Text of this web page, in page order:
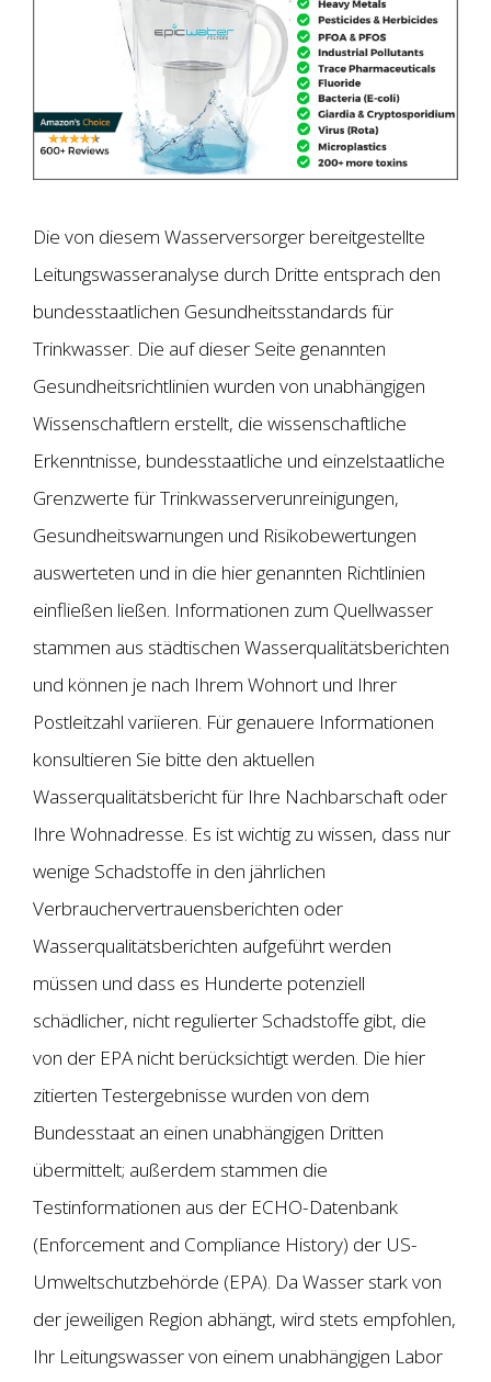
Die von diesem Wasserversorger bereitgestellte
Leitungswasseranalyse durch Dritte entsprach den
bundesstaatlichen Gesundheitsstandards für
Trinkwasser. Die auf dieser Seite genannten
Gesundheitsrichtlinien wurden von unabhängigen
Wissenschaftlern erstellt, die wissenschaftliche
Erkenntnisse, bundesstaatliche und einzelstaatliche
Grenzwerte für Trinkwasserverunreinigungen,
Gesundheitswarnungen und Risikobewertungen
auswerteten und in die hier genannten Richtlinien
einfließen ließen. Informationen zum Quellwasser
stammen aus städtischen Wasserqualitätsberichten
und können je nach Ihrem Wohnort und Ihrer
Postleitzahl variieren. Für genauere Informationen
konsultieren Sie bitte den aktuellen
Wasserqualitätsbericht für Ihre Nachbarschaft oder
Ihre Wohnadresse. Es ist wichtig zu wissen, dass nur
wenige Schadstoffe in den jährlichen
Verbrauchervertrauensberichten oder
Wasserqualitätsberichten aufgeführt werden
müssen und dass es Hunderte potenziell
schädlicher, nicht regulierter Schadstoffe gibt, die
von der EPA nicht berücksichtigt werden. Die hier
zitierten Testergebnisse wurden von dem
Bundesstaat an einen unabhängigen Dritten
übermittelt; außerdem stammen die
Testinformationen aus der ECHO-Datenbank
(Enforcement and Compliance History) der US-
Umweltschutzbehörde (EPA). Da Wasser stark von
der jeweiligen Region abhängt, wird stets empfohlen,
Ihr Leitungswasser von einem unabhängigen Labor